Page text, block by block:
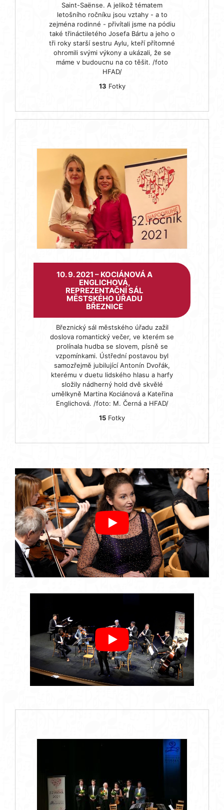
Saint-Saënse. A jelikož tématem
letošního ročníku jsou vztahy - a to
zejména rodinné - přivítali jsme na pódiu
také třináctiletého Josefa Bártu a jeho o
tři roky starší sestru Aylu, kteří přítomné
ohromili svými výkony a ukázali, že se
máme v budoucnu na co těšit. /foto
HFAD/
13 Fotky
10. 9. 2021 – KOCIÁNOVÁ A
ENGLICHOVÁ,
REPREZENTAČNÍ SÁL
MĚSTSKÉHO ÚŘADU
BŘEZNICE
Březnický sál městského úřadu zažil
doslova romantický večer, ve kterém se
prolínala hudba se slovem, písně se
vzpomínkami. Ústřední postavou byl
samozřejmě jubilující Antonín Dvořák,
kterému v duetu lidského hlasu a harfy
složily nádherný hold dvě skvělé
umělkyně Martina Kociánová a Kateřina
Englichová. /foto: M. Černá a HFAD/
15 Fotky